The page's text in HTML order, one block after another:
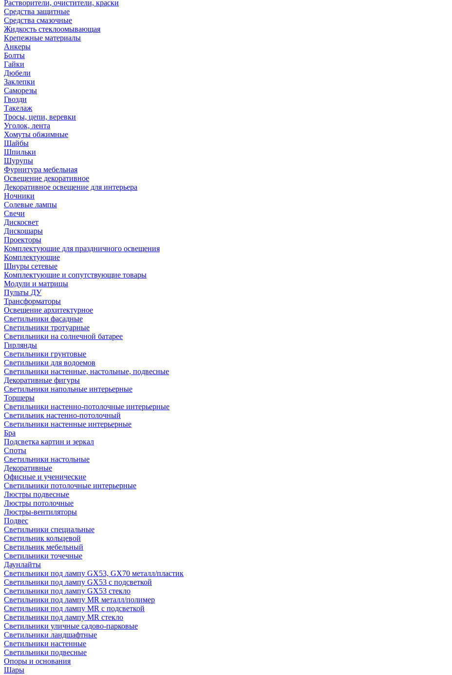
Растворители, очистители, краски
Средства защитные
Средства смазочные
Жидкость стеклоомывающая
Крепежные материалы
Анкеры
Болты
Гайки
Дюбели
Заклепки
Саморезы
Гвозди
Такелаж
Тросы, цепи, веревки
Уголок, лента
Хомуты обжимные
Шайбы
Шпильки
Шурупы
Фурнитура мебельная
Освещение декоративное
Декоративное освещение для интерьера
Ночники
Солевые лампы
Свечи
Дискосвет
Дискошары
Проекторы
Комплектующие для праздничного освещения
Комплектующие
Шнуры сетевые
Комплектующие и сопутствующие товары
Модули и матрицы
Пульты ДУ
Трансформаторы
Освещение архитектурное
Светильники фасадные
Светильники тротуарные
Светильники на солнечной батарее
Гирлянды
Светильники грунтовые
Светильники для водоемов
Светильники настенные, настольные, подвесные
Декоративные фигуры
Светильники напольные интерьерные
Торшеры
Светильники настенно-потолочные интерьерные
Светильник настенно-потолочный
Светильники настенные интерьерные
Бра
Подсветка картин и зеркал
Споты
Светильники настольные
Декоративные
Офисные и ученические
Светильники потолочные интерьерные
Люстры подвесные
Люстры потолочные
Люстры-вентиляторы
Подвес
Светильники специальные
Светильник кольцевой
Светильник мебельный
Светильники точечные
Даунлайты
Светильники под лампу GX53, GX70 металл/пластик
Светильники под лампу GX53 с подсветкой
Светильники под лампу GX53 стекло
Светильники под лампу MR металл/полимер
Светильники под лампу MR с подсветкой
Светильники под лампу MR стекло
Светильники уличные садово-парковые
Светильники ландшафтные
Светильники настенные
Светильники подвесные
Опоры и основания
Шары